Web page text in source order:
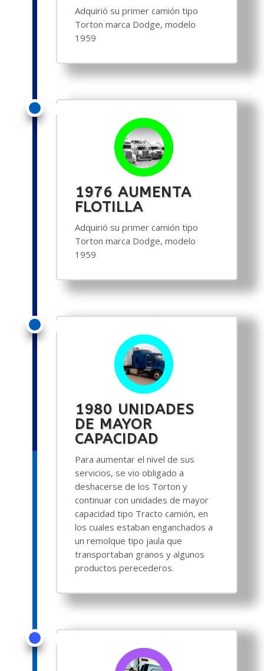
Adquirió su primer camión tipo
Torton marca Dodge, modelo
1959
1976 AUMENTA
FLOTILLA
Adquirió su primer camión tipo
Torton marca Dodge, modelo
1959
1980 UNIDADES
DE MAYOR
CAPACIDAD
Para aumentar el nivel de sus
servicios, se vio obligado a
deshacerse de los Torton y
continuar con unidades de mayor
capacidad tipo Tracto camión, en
los cuales estaban enganchados a
un remolque tipo jaula que
transportaban granos y algunos
productos perecederos.